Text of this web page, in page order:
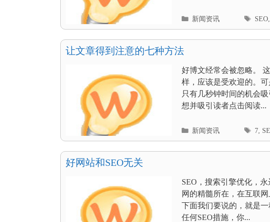
分
类
目
新闻资讯
标
签
SEO
让文章得到注意的七种方法
好博文经常会被忽略。
样，应该是受欢迎的。
只有几秒钟时间的机会
想并吸引读者点击阅读...
分
类
目
新闻资讯
标
签
7,
好网站和SEO无关
SEO，搜索引擎优化，
网的精髓所在，在互联
下面我们要说的，就是
任何SEO措施，你...